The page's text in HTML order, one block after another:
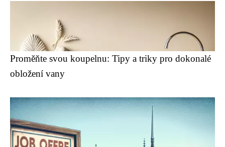
Proměňte svou koupelnu: Tipy a triky pro dokonalé
obložení vany